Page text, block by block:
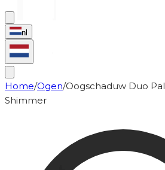
nl
Home/Ogen/Oogschaduw Duo
Shimmer